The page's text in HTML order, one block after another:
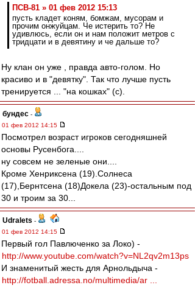
ПСВ-81 » 01 фев 2012 15:13
пусть кладет коням, бомжам, мусорам и
прочим онжуйцам. Че истерить то? Не
удивлюсь, если он и нам положит метров с
тридцати и в девятину и че дальше то?
Ну клан он уже , правда авто-голом. Но
красиво и в "девятку". Так что лучше пусть
тренируется ... "на кошках" (с).
бундес -
01 фев 2012 14:15
Посмотрел возраст игроков сегодняшней
основы Русенбога....
ну совсем не зеленые они....
Кроме Хенриксена (19).Солнеса
(17),Бернтсена (18)Докела (23)-остальным под
30 и троим за 30...
Udralets -
01 фев 2012 14:15
Первый гол Павлюченко за Локо) -
http://www.youtube.com/watch?v=NL2qv2m13ps
И знаменитый жесть для Арнольдыча -
http://fotball.adressa.no/multimedia/ar ...